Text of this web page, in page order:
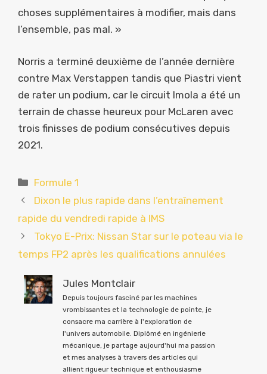
choses supplémentaires à modifier, mais dans
l’ensemble, pas mal. »
Norris a terminé deuxième de l’année dernière
contre Max Verstappen tandis que Piastri vient
de rater un podium, car le circuit Imola a été un
terrain de chasse heureux pour McLaren avec
trois finisses de podium consécutives depuis
2021.
Catégories
Formule 1
Dixon le plus rapide dans l’entraînement
rapide du vendredi rapide à IMS
Tokyo E-Prix: Nissan Star sur le poteau via le
temps FP2 après les qualifications annulées
Jules Montclair
Depuis toujours fasciné par les machines
vrombissantes et la technologie de pointe, je
consacre ma carrière à l'exploration de
l'univers automobile. Diplômé en ingénierie
mécanique, je partage aujourd'hui ma passion
et mes analyses à travers des articles qui
allient rigueur technique et enthousiasme